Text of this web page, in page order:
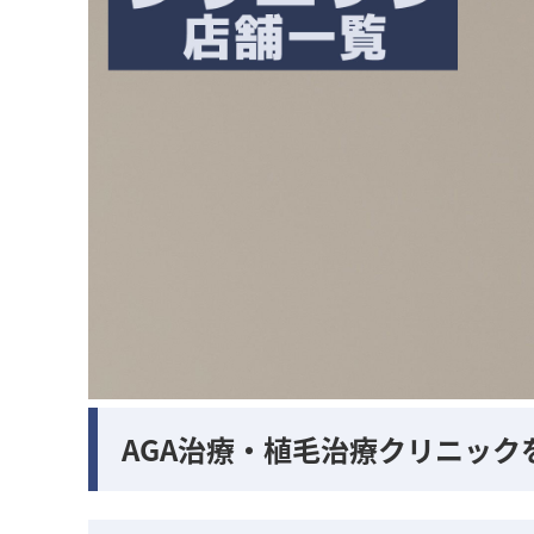
AGA治療・植毛治療クリニック